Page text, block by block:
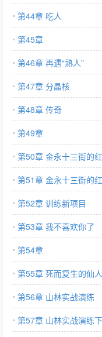
第44章 吃人
第45章
第46章 再遇“熟人”
第47章 分晶核
第48章 传奇
第49章
第50章 金永十三街的
第51章 金永十三街的红
第52章 训练新项目
第53章 我不喜欢你了
第54章
第55章 死而复生的仙
第56章 山林实战演练
第57章 山林实战演练下